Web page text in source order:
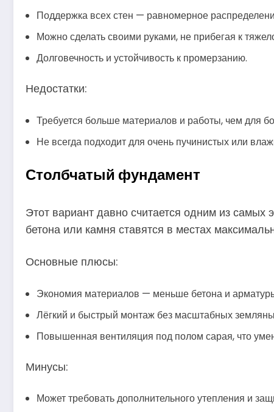
Поддержка всех стен — равномерное
Можно сделать своими руками, не прибегая к
Долговечность и устойчивость к промерзанию.
Недостатки:
Требуется больше материалов и работы, чем для
Не всегда подходит для очень пучинистых или
Столбчатый фундамент
Этот вариант давно считается одним из самых
бетона или камня ставятся в местах
Основные плюсы:
Экономия материалов — меньше бетона и
Лёгкий и быстрый монтаж без масштабных
Повышенная вентиляция под полом сарая, что
Минусы:
Может требовать дополнительного утепления и